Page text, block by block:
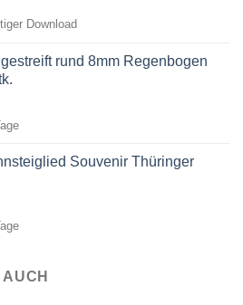
Download
rund 8mm Regenbogen
Souvenir Thüringer